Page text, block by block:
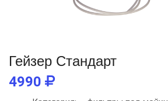
Гейзер Стандарт
4990